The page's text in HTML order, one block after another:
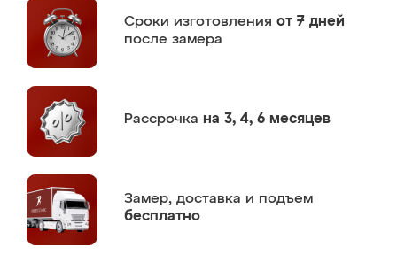
Сроки изготовления от 7 дней
после замера
Рассрочка на 3, 4, 6 месяцев
Замер, доставка и подъем
бесплатно